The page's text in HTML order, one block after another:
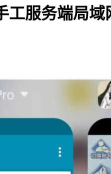
工服务端局